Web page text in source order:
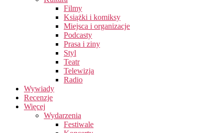
Filmy
Książki i komiksy
Miejsca i organizacje
Podcasty
Prasa i ziny
Styl
Teatr
Telewizja
Radio
Wywiady
Recenzje
Więcej
Wydarzenia
Festiwale